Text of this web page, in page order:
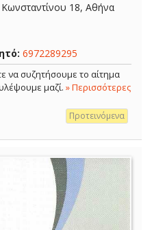
18, Αθήνα
6972289295
να συζητήσουμε το αίτημα
μαζί. » Περισσότερες
Προτεινόμενα